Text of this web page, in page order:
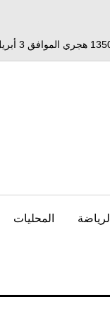
الرياضة المحليات